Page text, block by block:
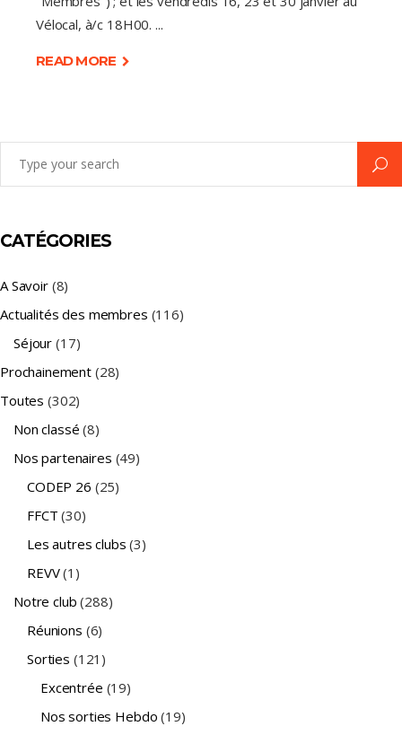
Vélocal, à/c 18H00.
READ MORE
CATÉGORIES
A Savoir(8)
Actualités des membres (116)
Séjour (17)
Prochainement (28)
Toutes (302)
Non classé (8)
Nos partenaires (49)
CODEP 26 (25)
FFCT (30)
Les autres clubs (3)
REVV(1)
Notre club (288)
Réunions (6)
Sorties (121)
Excentrée (19)
Nos sorties Hebdo (19)